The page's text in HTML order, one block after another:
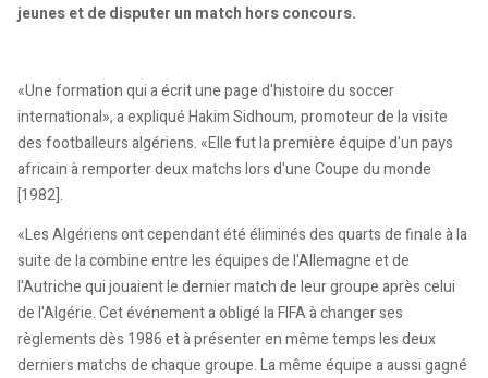
jeunes et de disputer un match hors concours.
«Une formation qui a écrit une page d'histoire du soccer
international», a expliqué Hakim Sidhoum, promoteur de la visite
des footballeurs algériens. «Elle fut la première équipe d'un pays
africain à remporter deux matchs lors d'une Coupe du monde
[1982].
«Les Algériens ont cependant été éliminés des quarts de finale à la
suite de la combine entre les équipes de l'Allemagne et de
l'Autriche qui jouaient le dernier match de leur groupe après celui
de l'Algérie. Cet événement a obligé la FIFA à changer ses
règlements dès 1986 et à présenter en même temps les deux
derniers matchs de chaque groupe. La même équipe a aussi gagné